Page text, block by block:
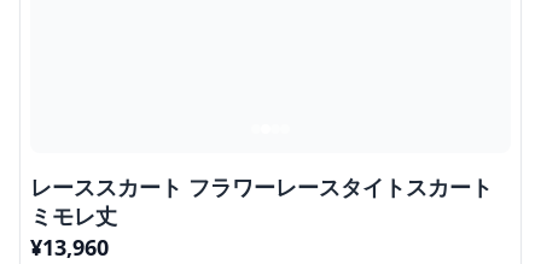
レーススカート フラワーレースタイトスカート
ミモレ丈
¥13,960